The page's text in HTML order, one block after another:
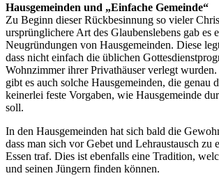
Hausgemeinden und „Einfache Gemeinde“
Zu Beginn dieser Rückbesinnung so vieler
ursprünglichere Art des Glaubenslebens gab es
Neugründungen von Hausgemeinden. Diese
dass nicht einfach die üblichen
Wohnzimmer ihrer Privathäuser verlegt
gibt es auch solche Hausgemeinden, die genau
keinerlei feste Vorgaben, wie Hausgemeinde
soll.
In den Hausgemeinden hat sich bald die
dass man sich vor Gebet und Lehraustausch zu
Essen traf. Dies ist ebenfalls eine Tradition,
und seinen Jüngern finden können.